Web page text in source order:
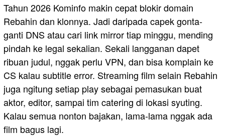
Tahun 2026 Kominfo makin cepat blokir domain
Rebahin dan klonnya. Jadi daripada capek gonta-
ganti DNS atau cari link mirror tiap minggu, mending
pindah ke legal sekalian. Sekali langganan dapet
ribuan judul, nggak perlu VPN, dan bisa komplain ke
CS kalau subtitle error. Streaming film selain Rebahin
juga ngitung setiap play sebagai pemasukan buat
aktor, editor, sampai tim catering di lokasi syuting.
Kalau semua nonton bajakan, lama-lama nggak ada
film bagus lagi.